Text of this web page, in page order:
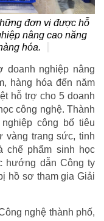
đơn vị được hỗ
nâng cao năng
hóa.
doanh nghiệp nâng
hàng hóa đến năm
hỗ trợ cho 5 doanh
công nghệ. Thành
công bố tiêu
vàng trang sức, tinh
chế phẩm sinh học
hướng dẫn Công ty
hồ sơ tham gia Giải
nghệ thành phố,